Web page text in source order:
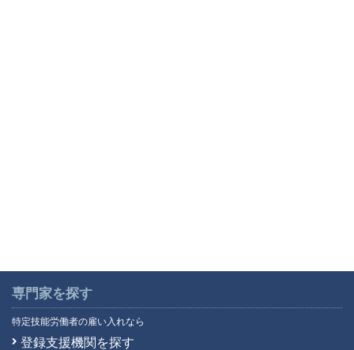
専門家を探す
特定技能労働者の雇い入れなら
登録支援機関を探す